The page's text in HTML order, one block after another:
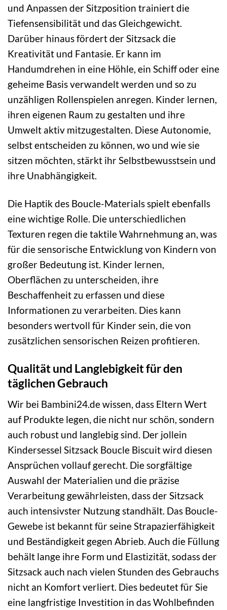
und Anpassen der Sitzposition trainiert die
Tiefensensibilität und das Gleichgewicht.
Darüber hinaus fördert der Sitzsack die
Kreativität und Fantasie. Er kann im
Handumdrehen in eine Höhle, ein Schiff oder eine
geheime Basis verwandelt werden und so zu
unzähligen Rollenspielen anregen. Kinder lernen,
ihren eigenen Raum zu gestalten und ihre
Umwelt aktiv mitzugestalten. Diese Autonomie,
selbst entscheiden zu können, wo und wie sie
sitzen möchten, stärkt ihr Selbstbewusstsein und
ihre Unabhängigkeit.
Die Haptik des Boucle-Materials spielt ebenfalls
eine wichtige Rolle. Die unterschiedlichen
Texturen regen die taktile Wahrnehmung an, was
für die sensorische Entwicklung von Kindern von
großer Bedeutung ist. Kinder lernen,
Oberflächen zu unterscheiden, ihre
Beschaffenheit zu erfassen und diese
Informationen zu verarbeiten. Dies kann
besonders wertvoll für Kinder sein, die von
zusätzlichen sensorischen Reizen profitieren.
Qualität und Langlebigkeit für den
täglichen Gebrauch
Wir bei Bambini24.de wissen, dass Eltern Wert
auf Produkte legen, die nicht nur schön, sondern
auch robust und langlebig sind. Der jollein
Kindersessel Sitzsack Boucle Biscuit wird diesen
Ansprüchen vollauf gerecht. Die sorgfältige
Auswahl der Materialien und die präzise
Verarbeitung gewährleisten, dass der Sitzsack
auch intensivster Nutzung standhält. Das Boucle-
Gewebe ist bekannt für seine Strapazierfähigkeit
und Beständigkeit gegen Abrieb. Auch die Füllung
behält lange ihre Form und Elastizität, sodass der
Sitzsack auch nach vielen Stunden des Gebrauchs
nicht an Komfort verliert. Dies bedeutet für Sie
eine langfristige Investition in das Wohlbefinden